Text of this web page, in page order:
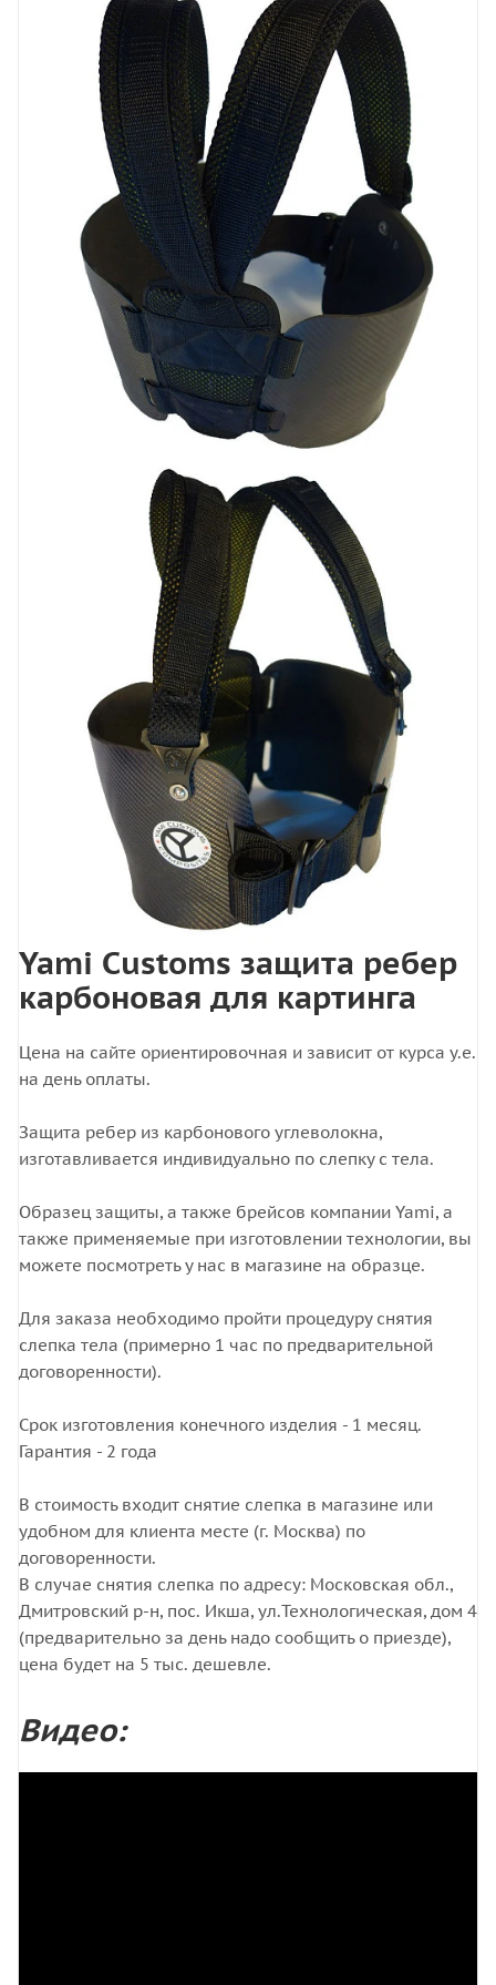
Yami Customs защита ребер
карбоновая для картинга
Цена на сайте ориентировочная и зависит от курса у.е.
на день оплаты.
Защита ребер из карбонового углеволокна,
изготавливается индивидуально по слепку с тела.
Образец защиты, а также брейсов компании Yami, а
также применяемые при изготовлении технологии, вы
можете посмотреть у нас в магазине на образце.
Для заказа необходимо пройти процедуру снятия
слепка тела (примерно 1 час по предварительной
договоренности).
Срок изготовления конечного изделия - 1 месяц.
Гарантия - 2 года
В стоимость входит снятие слепка в магазине или
удобном для клиента месте (г. Москва) по
договоренности.
В случае снятия слепка по адресу: Московская обл.,
Дмитровский р-н, пос. Икша, ул.Технологическая, дом 4
(предварительно за день надо сообщить о приезде),
цена будет на 5 тыс. дешевле.
Видео: